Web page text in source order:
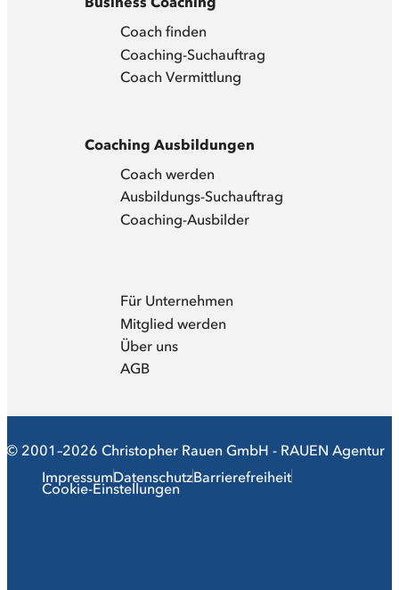
Coach finden
Coaching-Suchauftrag
Coach Vermittlung
Coaching Ausbildungen
Coach werden
Ausbildungs-Suchauftrag
Coaching-Ausbilder
Für Unternehmen
Mitglied werden
Über uns
AGB
© 2001–2026 Christopher Rauen GmbH - RAUEN Agentur
ImpressumDatenschutzBarrierefreiheit
Cookie-Einstellungen